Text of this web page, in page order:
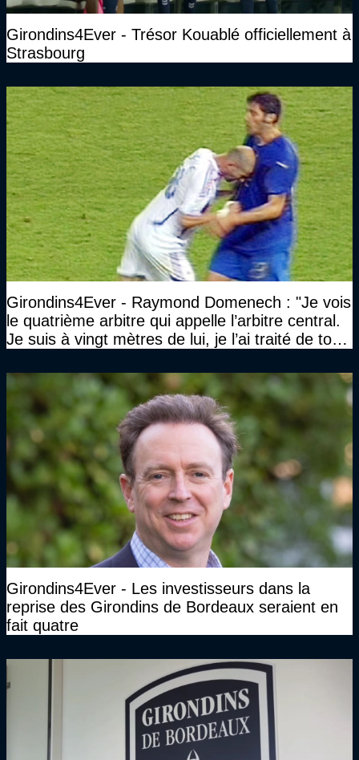
Girondins4Ever - Trésor Kouablé officiellement à
Strasbourg
Girondins4Ever - Raymond Domenech : "Je vois
le quatrième arbitre qui appelle l’arbitre central.
Je suis à vingt mètres de lui, je l’ai traité de tous
Girondins4Ever - Les investisseurs dans la
reprise des Girondins de Bordeaux seraient en
fait quatre